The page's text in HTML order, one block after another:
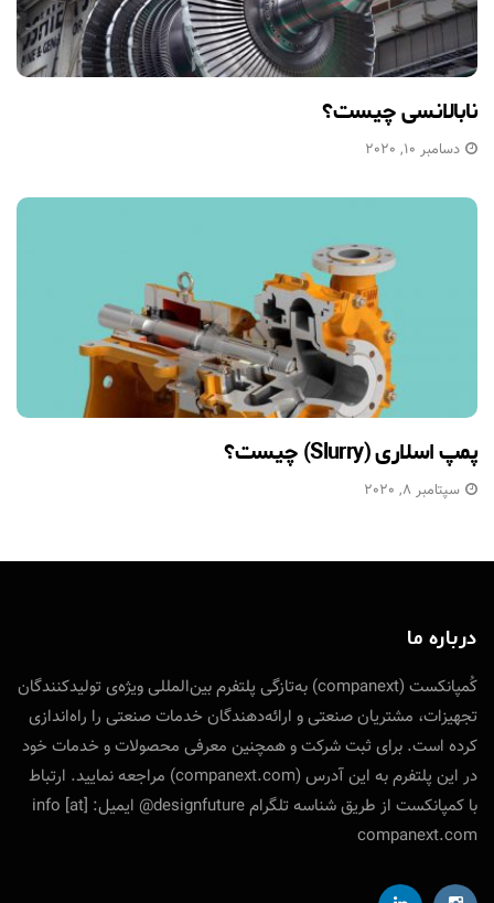
نابالانسی چیست؟
دسامبر 10, 2020
پمپ اسلاری (Slurry) چیست؟
سپتامبر 8, 2020
درباره ما
کُمپانکست (companext) به‌تازگی پلتفرم بین‌المللی ویژه‌ی تولید‌کنندگان
تجهیزات، مشتریان صنعتی و ارائه‌دهندگان خدمات صنعتی را راه‌اندازی
کرده است. برای ثبت شرکت و همچنین معرفی محصولات و خدمات خود
در این پلتفرم به این آدرس (companext.com) مراجعه نمایید. ارتباط
با کمپانکست از طریق شناسه تلگرام designfuture@ ایمیل: info [at]
companext.com